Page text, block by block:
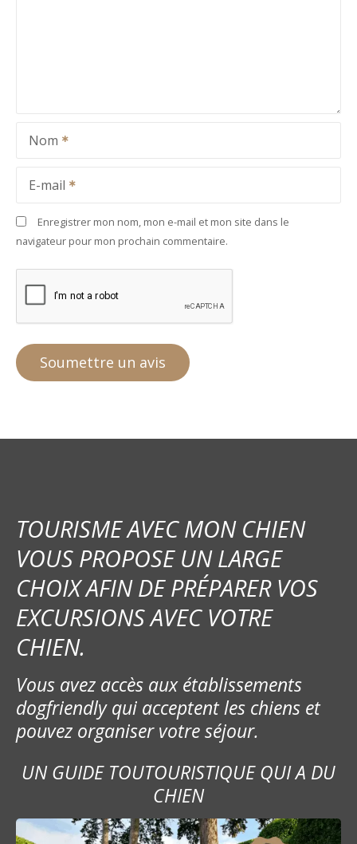
Nom
E-mail
Enregistrer mon nom, mon e-mail et mon site dans le
navigateur pour mon prochain commentaire.
TOURISME AVEC MON CHIEN
VOUS PROPOSE UN LARGE
CHOIX AFIN DE PRÉPARER VOS
EXCURSIONS AVEC VOTRE
CHIEN.
Vous avez accès aux établissements
dogfriendly qui acceptent les chiens et
pouvez organiser votre séjour.
UN GUIDE TOUTOURISTIQUE QUI A DU
CHIEN